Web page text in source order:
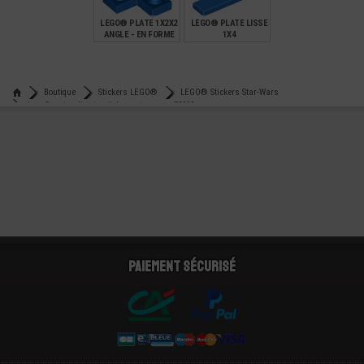
LEGO® PLATE 1X2X2
ANGLE - EN FORME
LEGO® PLATE LISSE
1X4
Boutique
Stickers LEGO®
LEGO® Stickers Star-Wars
Lego® autocollant - stickers star-wars 75293
Paiement sécurisé